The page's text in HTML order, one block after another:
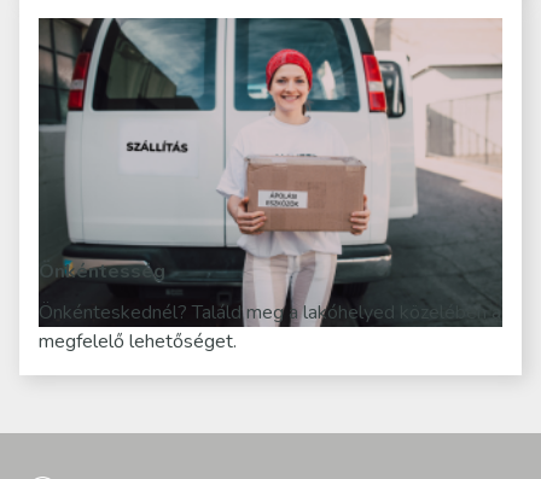
Önkéntesség
Önkénteskednél? Találd meg a lakóhelyed közelében a
megfelelő lehetőséget.